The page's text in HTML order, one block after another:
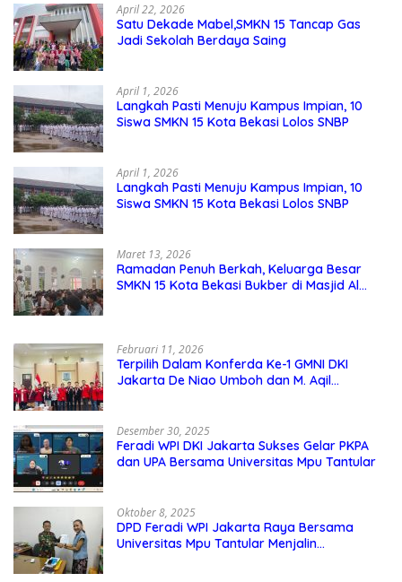
April 22, 2026
Satu Dekade Mabel,SMKN 15 Tancap Gas
Jadi Sekolah Berdaya Saing
April 1, 2026
Langkah Pasti Menuju Kampus Impian, 10
Siswa SMKN 15 Kota Bekasi Lolos SNBP
April 1, 2026
Langkah Pasti Menuju Kampus Impian, 10
Siswa SMKN 15 Kota Bekasi Lolos SNBP
Maret 13, 2026
Ramadan Penuh Berkah, Keluarga Besar
SMKN 15 Kota Bekasi Bukber di Masjid Al
Februari 11, 2026
Terpilih Dalam Konferda Ke-1 GMNI DKI
Jakarta De Niao Umboh dan M. Aqil
Desember 30, 2025
Feradi WPI DKI Jakarta Sukses Gelar PKPA
dan UPA Bersama Universitas Mpu Tantular
Oktober 8, 2025
DPD Feradi WPI Jakarta Raya Bersama
Universitas Mpu Tantular Menjalin